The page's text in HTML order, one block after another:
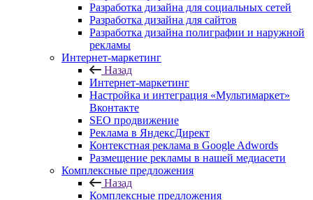
Разработка дизайна для социальных сетей
Разработка дизайна для сайтов
Разработка дизайна полиграфии и наружной
рекламы
Интернет-маркетинг
Назад
Интернет-маркетинг
Настройка и интеграция «Мультимаркет»
Вконтакте
SEO продвижение
Реклама в ЯндексДирект
Контекстная реклама в Google Adwords
Размещение рекламы в нашей медиасети
Комплексные предложения
Назад
Комплексные предложения